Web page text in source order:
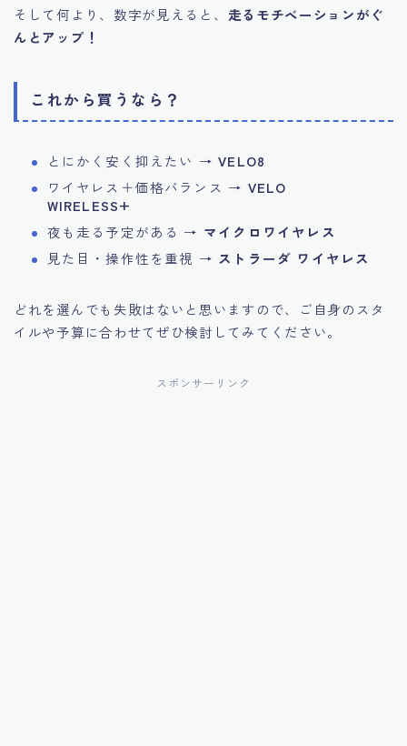
そして何より、数字が見えると、 走るモチベーションがぐ
んとアップ！
これから買うなら？
とにかく安く抑えたい →VELO8
ワイヤレス＋価格バランス → VELO
WIRELESS+
夜も走る予定がある → マイクロワイヤレス
見た目・操作性を重視 → ストラーダ ワイヤレス
どれを選んでも失敗はないと思いますので、ご自身のスタ
イルや予算に合わせてぜひ検討してみてください。
スポンサーリンク